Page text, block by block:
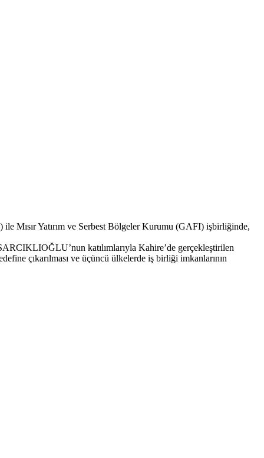
Yatırım ve Serbest Bölgeler Kurumu (GAFI) işbirliğinde,
katılımlarıyla Kahire’de gerçekleştirilen
çıkarılması ve üçüncü ülkelerde iş birliği imkanlarının